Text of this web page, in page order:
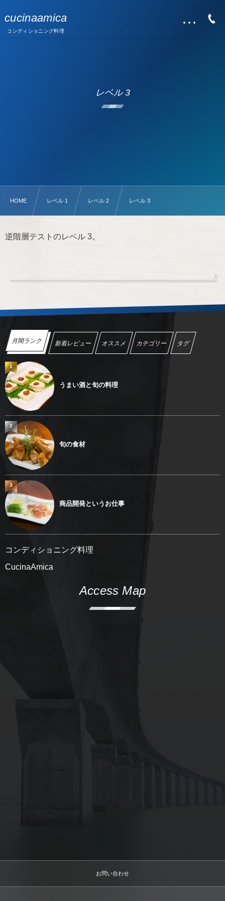
cucinaamica
コンディショニング料理
…
レベル 3
HOME レベル 1 レベル 2 レベル 3
逆階層テストのレベル 3。
月間ランク 新着レビュー オススメ カテゴリー タグ
うまい酒と旬の料理
1
旬の食材
2
商品開発というお仕事
3
コンディショニング料理
CucinaAmica
Access Map
お問い合わせ